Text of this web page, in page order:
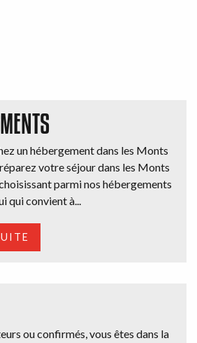
un hébergement dans les Monts
votre séjour dans les Monts
parmi nos hébergements
qui convient à...
ou confirmés, vous êtes dans la